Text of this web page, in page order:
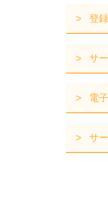
登
サ
電
サ